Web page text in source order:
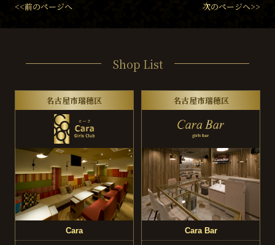
<<前のページへ 次のページへ>>
Shop List
名古屋市瑞穂区
Cara
名古屋市瑞穂区
Cara Bar